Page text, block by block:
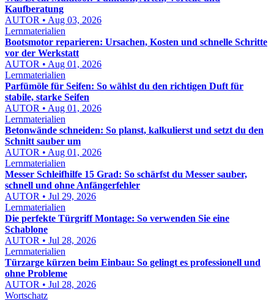
Kaufberatung
AUTOR • Aug 03, 2026
Lernmaterialien
Bootsmotor reparieren: Ursachen, Kosten und schnelle Schritte
vor der Werkstatt
AUTOR • Aug 01, 2026
Lernmaterialien
Parfümöle für Seifen: So wählst du den richtigen Duft für
stabile, starke Seifen
AUTOR • Aug 01, 2026
Lernmaterialien
Betonwände schneiden: So planst, kalkulierst und setzt du den
Schnitt sauber um
AUTOR • Aug 01, 2026
Lernmaterialien
Messer Schleifhilfe 15 Grad: So schärfst du Messer sauber,
schnell und ohne Anfängerfehler
AUTOR • Jul 29, 2026
Lernmaterialien
Die perfekte Türgriff Montage: So verwenden Sie eine
Schablone
AUTOR • Jul 28, 2026
Lernmaterialien
Türzarge kürzen beim Einbau: So gelingt es professionell und
ohne Probleme
AUTOR • Jul 28, 2026
Wortschatz